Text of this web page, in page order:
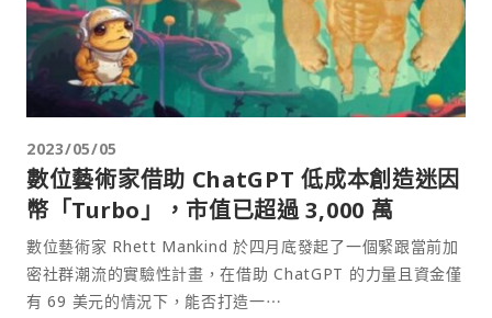
2023/05/05
數位藝術家借助 ChatGPT 低成本創造迷因
幣「Turbo」，市值已超過 3,000 萬
數位藝術家 Rhett Mankind 於四月底發起了一個緊跟當前加
密社群潮流的實驗性計畫，在借助 ChatGPT 的力量且資金僅
有 69 美元的情況下，能否打造一⋯